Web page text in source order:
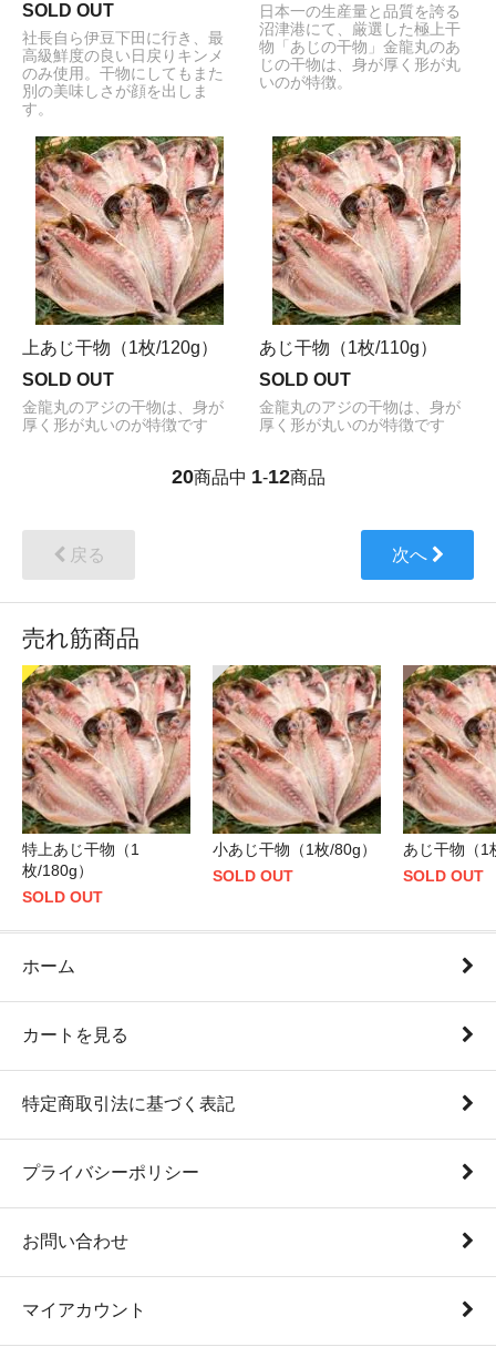
SOLD OUT
社長自ら伊豆下田に行き、最
高級鮮度の良い日戻りキンメ
のみ使用。干物にしてもまた
別の美味しさが顔を出しま
す。
日本一の生産量と品質を誇る
沼津港にて、厳選した極上干
物「あじの干物」金龍丸のあ
じの干物は、身が厚く形が丸
いのが特徴。
上あじ干物（1枚/120g）
SOLD OUT
金龍丸のアジの干物は、身が
厚く形が丸いのが特徴です
あじ干物（1枚/110g）
SOLD OUT
金龍丸のアジの干物は、身が
厚く形が丸いのが特徴です
20商品中 1-12商品
戻る 次へ
売れ筋商品
特上あじ干物（1
枚/180g）
SOLD OUT
小あじ干物（1枚/80g）
SOLD OUT
あじ干物（1
SOLD OUT
ホーム
カートを見る
特定商取引法に基づく表記
プライバシーポリシー
お問い合わせ
マイアカウント